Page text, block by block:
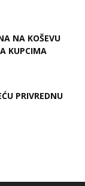
NA KOŠEVU
KUPCIMA
PRIVREDNU